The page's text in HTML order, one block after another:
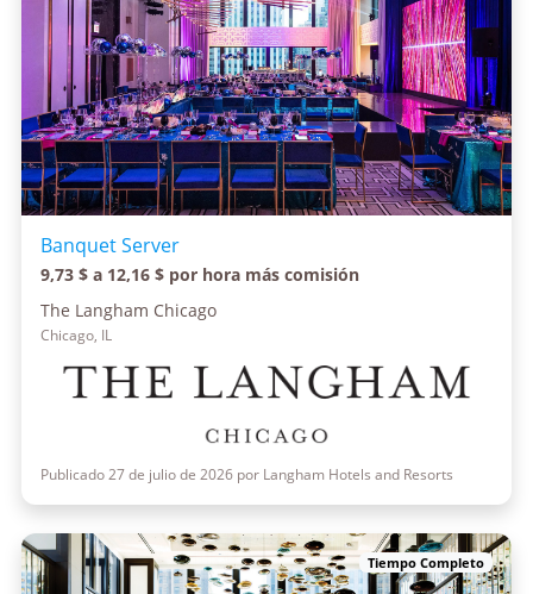
Banquet Server
9,73 $ a 12,16 $ por hora más comisión
The Langham Chicago
Chicago, IL
Publicado 27 de julio de 2026 por Langham Hotels and Resorts
Tiempo Completo